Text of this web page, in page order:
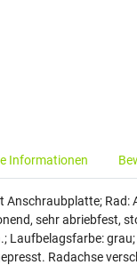
Informationen
Anschraubplatte;
sehr abriebfest,
Laufbelagsfarbe:
Radachse